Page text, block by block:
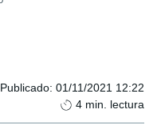
Publicado: 01/11/2021 12:22
4 min. lectura